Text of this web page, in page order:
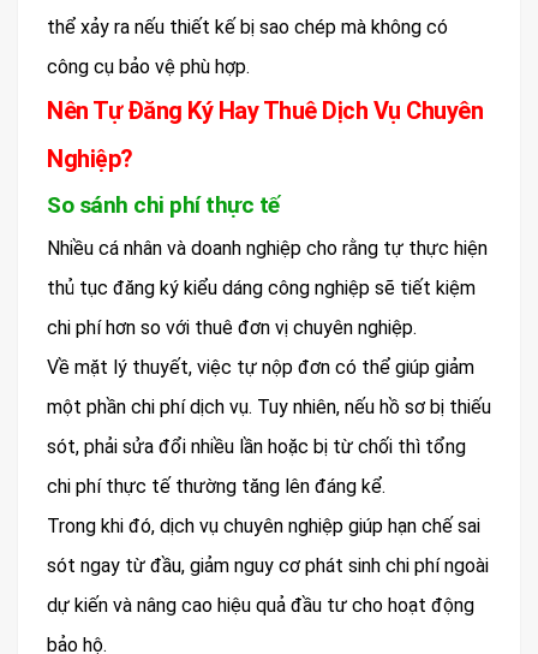
thể xảy ra nếu thiết kế bị sao chép mà không có
công cụ bảo vệ phù hợp.
Nên Tự Đăng Ký Hay Thuê Dịch Vụ Chuyên
Nghiệp?
So sánh chi phí thực tế
Nhiều cá nhân và doanh nghiệp cho rằng tự thực hiện
thủ tục đăng ký kiểu dáng công nghiệp sẽ tiết kiệm
chi phí hơn so với thuê đơn vị chuyên nghiệp.
Về mặt lý thuyết, việc tự nộp đơn có thể giúp giảm
một phần chi phí dịch vụ. Tuy nhiên, nếu hồ sơ bị thiếu
sót, phải sửa đổi nhiều lần hoặc bị từ chối thì tổng
chi phí thực tế thường tăng lên đáng kể.
Trong khi đó, dịch vụ chuyên nghiệp giúp hạn chế sai
sót ngay từ đầu, giảm nguy cơ phát sinh chi phí ngoài
dự kiến và nâng cao hiệu quả đầu tư cho hoạt động
bảo hộ.